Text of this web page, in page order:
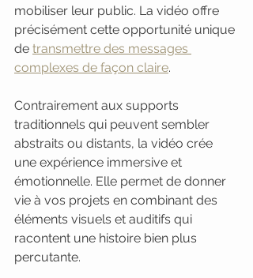
mobiliser leur public. La vidéo offre
précisément cette opportunité unique
de transmettre des messages
complexes de façon claire.
Contrairement aux supports
traditionnels qui peuvent sembler
abstraits ou distants, la vidéo crée
une expérience immersive et
émotionnelle. Elle permet de donner
vie à vos projets en combinant des
éléments visuels et auditifs qui
racontent une histoire bien plus
percutante.